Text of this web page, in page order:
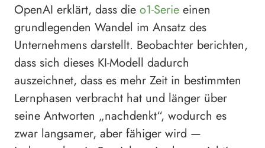
OpenAI erklärt, dass die o1-Serie einen
grundlegenden Wandel im Ansatz des
Unternehmens darstellt. Beobachter berichten,
dass sich dieses KI-Modell dadurch
auszeichnet, dass es mehr Zeit in bestimmten
Lernphasen verbracht hat und länger über
seine Antworten „nachdenkt“, wodurch es
zwar langsamer, aber fähiger wird —